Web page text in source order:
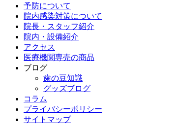
予防について
院内感染対策について
院長・スタッフ紹介
院内・設備紹介
アクセス
医療機関専売の商品
ブログ
歯の豆知識
グッズブログ
コラム
プライバシーポリシー
サイトマップ